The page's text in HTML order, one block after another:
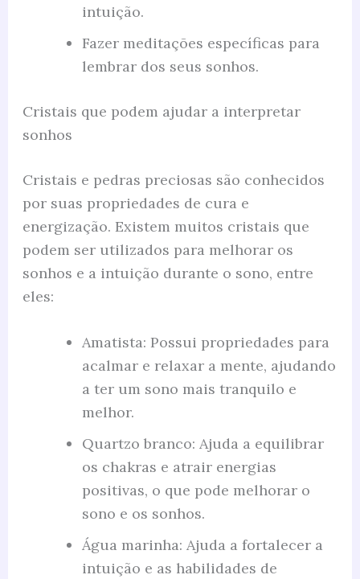
intuição.
Fazer meditações específicas para
lembrar dos seus sonhos.
Cristais que podem ajudar a interpretar
sonhos
Cristais e pedras preciosas são conhecidos
por suas propriedades de cura e
energização. Existem muitos cristais que
podem ser utilizados para melhorar os
sonhos e a intuição durante o sono, entre
eles:
Amatista: Possui propriedades para
acalmar e relaxar a mente, ajudando
a ter um sono mais tranquilo e
melhor.
Quartzo branco: Ajuda a equilibrar
os chakras e atrair energias
positivas, o que pode melhorar o
sono e os sonhos.
Água marinha: Ajuda a fortalecer a
intuição e as habilidades de